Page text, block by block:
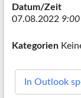
Datum/Zeit
07.08.2022
Kategorien
In Outlook